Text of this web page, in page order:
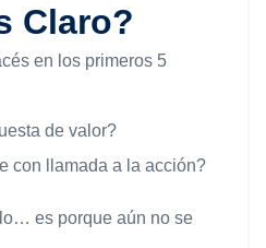
Claro?
en los primeros 5
de valor?
con llamada a la acción?
es porque aún no se